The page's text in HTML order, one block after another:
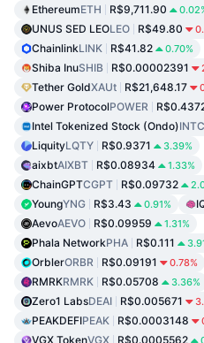
EthereumETH R$9,711.90
UNUS SED LEOLEO R$49.80
ChainlinkLINK R$41.82 0.70%
Shiba InuSHIB R$0.00002391
Tether GoldXAUt R$21,648.17
Power ProtocolPOWER
Intel Tokenized Stock (Ondo)
LiquityLQTY R$0.9371 3.39%
aixbtAIXBT R$0.08934 1.33%
ChainGPTCGPT R$0.09732
YoungYNG R$3.43 0.91%
AevoAEVO R$0.09959 1.31%
Phala NetworkPHA R$0.111
OrblerORBR R$0.09191 0.78%
RMRKRMRK R$0.05708 3.36%
Zero1 LabsDEAI R$0.005671
PEAKDEFIPEAK R$0.0003148
VGX TokenVGX R$0.0005562